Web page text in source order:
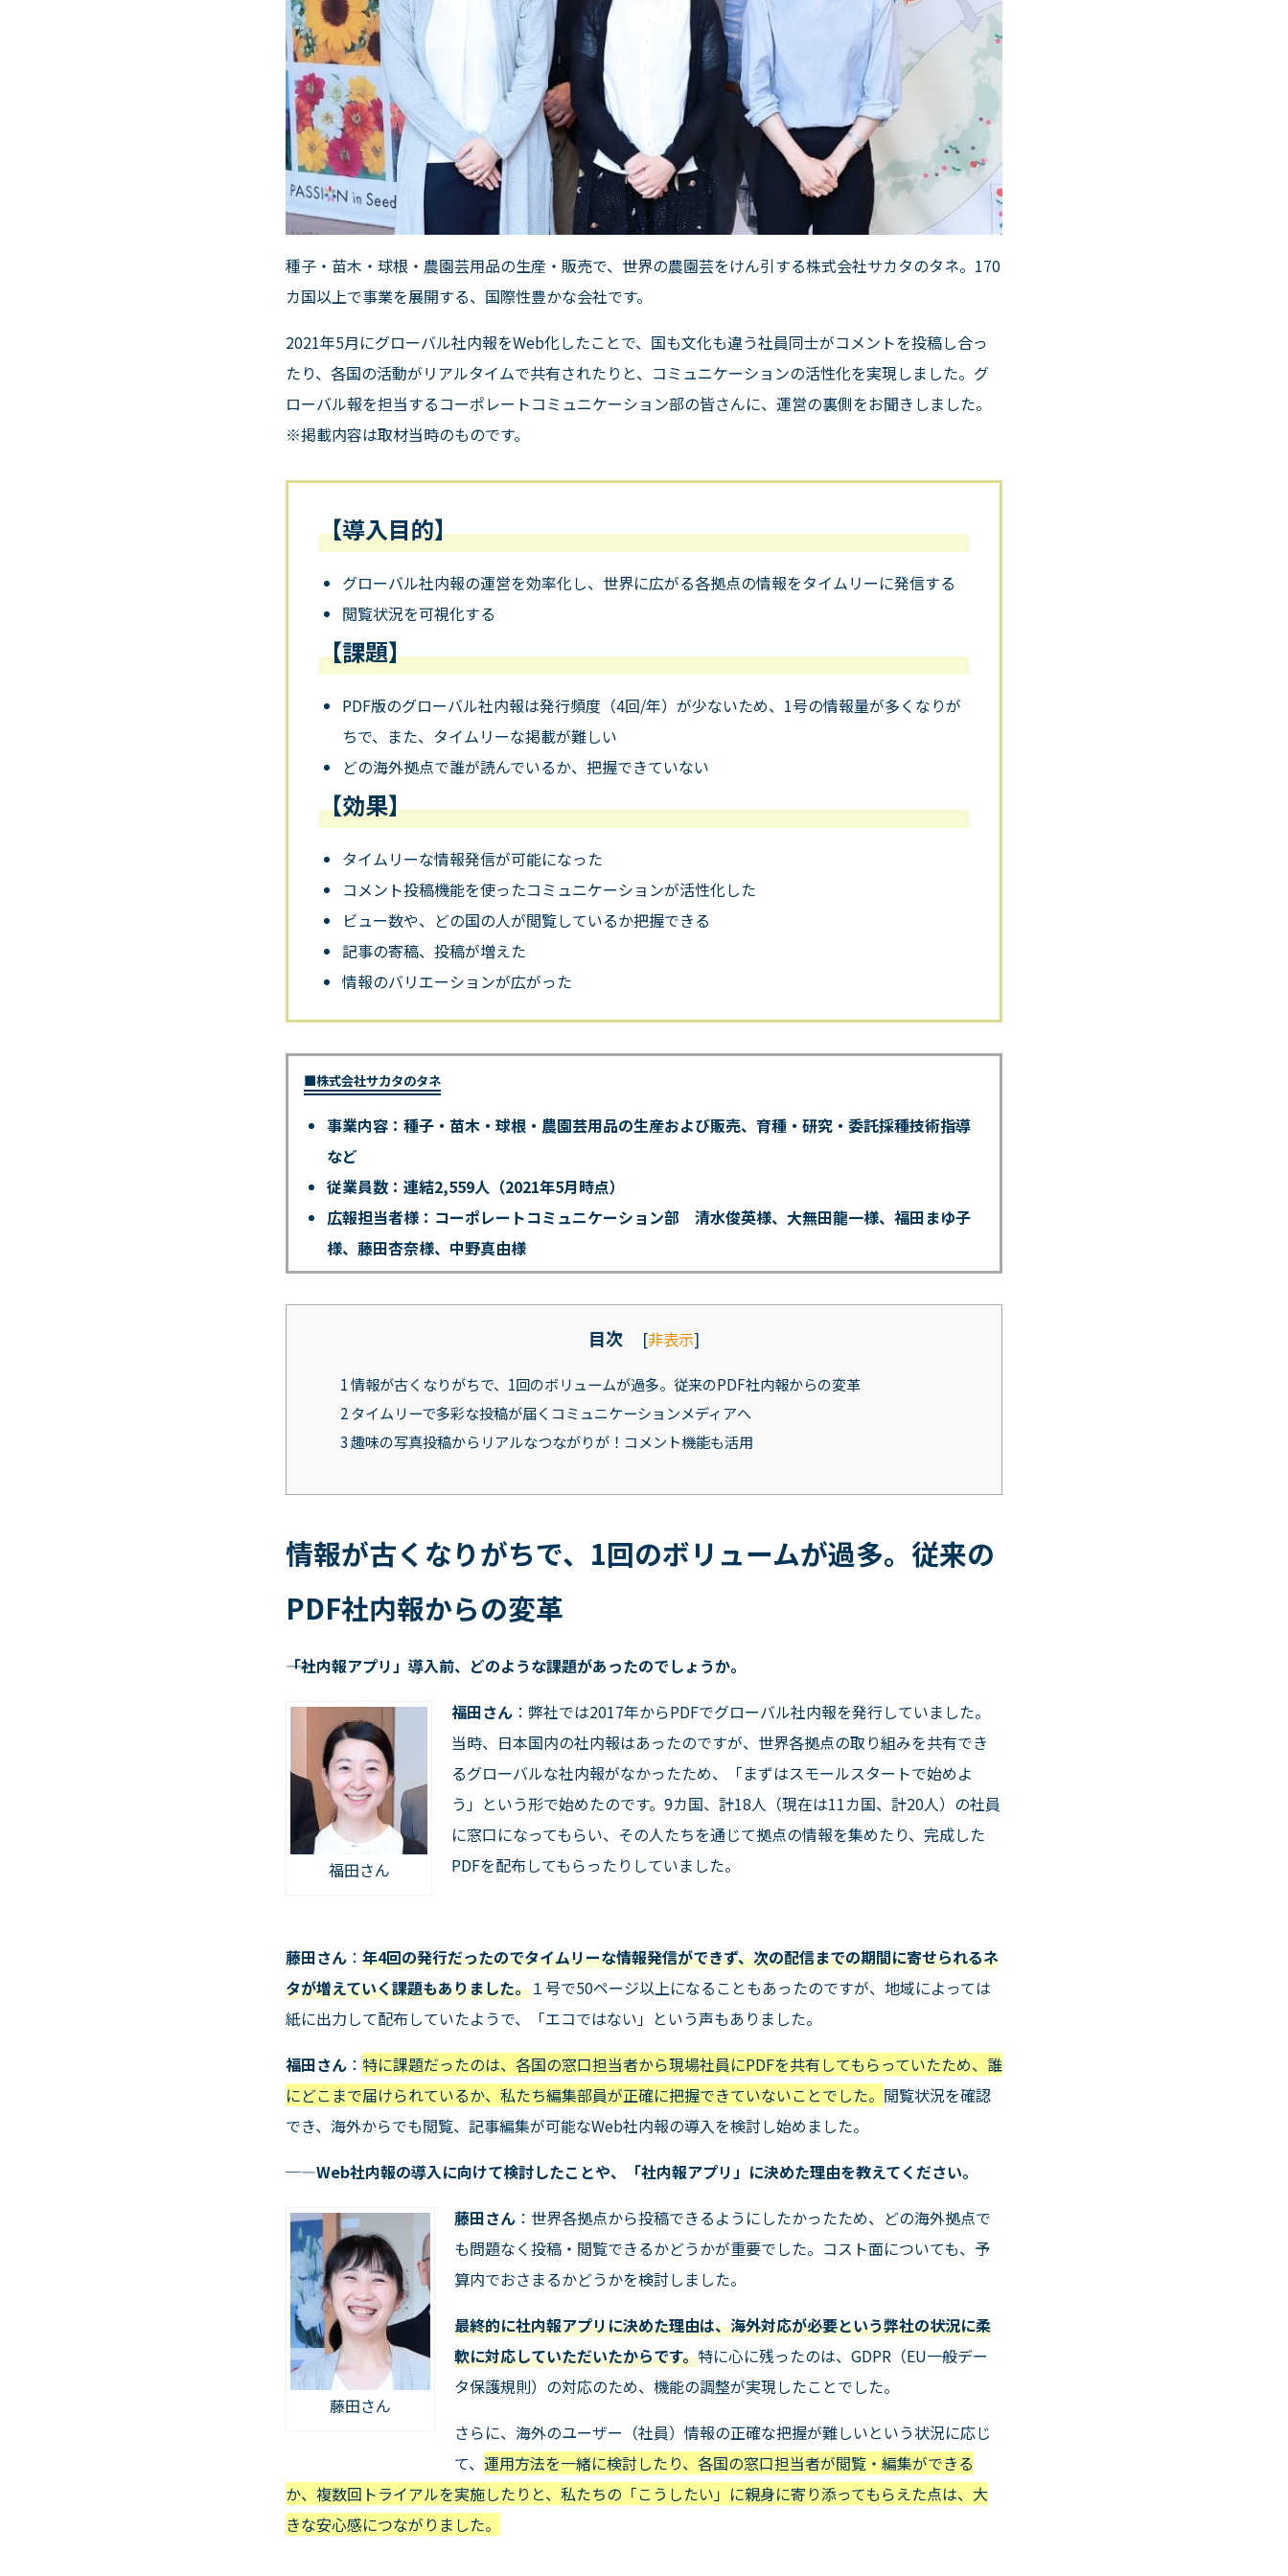
種子・苗木・球根・農園芸用品の生産・販売で、世界の農園芸をけん引する株式会社サカタのタネ。 170
カ国以上で事業を展開する、国際性豊かな会社です。
2021年5月にグローバル社内報をWeb化したことで、国も文化も違う社員同士がコメントを投稿し合っ
たり、各国の活動がリアルタイムで共有されたりと、コミュニケーションの活性化を実現しました。グ
ローバル報を担当するコーポレートコミュニケーション部の皆さんに、運営の裏側をお聞きしました。
※掲載内容は取材当時のものです。
【導入目的】
グローバル社内報の運営を効率化し、世界に広がる各拠点の情報をタイムリーに発信する
閲覧状況を可視化する
【課題】
PDF版のグローバル社内報は発行頻度（4回/年）が少ないため、 1号の情報量が多くなりが
ちで、また、タイムリーな掲載が難しい
どの海外拠点で誰が読んでいるか、把握できていない
【効果】
タイムリーな情報発信が可能になった
コメント投稿機能を使ったコミュニケーションが活性化した
ビュー数や、どの国の人が閲覧しているか把握できる
記事の寄稿、投稿が増えた
情報のバリエーションが広がった
■株式会社サカタのタネ
事業内容：種子・苗木・球根・農園芸用品の生産および販売、育種・研究・委託採種技術指導
など
従業員数：連結2,559人（2021年5月時点）
広報担当者様：コーポレートコミュニケーション部 清水俊英様、大無田龍一様、福田まゆ子
様、藤田杏奈様、中野真由様
目次 [非表示]
1情報が古くなりがちで、1回のボリュームが過多。従来のPDF社内報からの変革
2タイムリーで多彩な投稿が届くコミュニケーションメディアへ
3趣味の写真投稿からリアルなつながりが！コメント機能も活用
情報が古くなりがちで、 1回のボリュームが過多。従来の
PDF社内報からの変革
――「社内報アプリ」導入前、どのような課題があったのでしょうか。
福田さん
福田さん ：弊社では2017年からPDFでグローバル社内報を発行していました。
当時、日本国内の社内報はあったのですが、世界各拠点の取り組みを共有でき
るグローバルな社内報がなかったため、「まずはスモールスタートで始めよ
う」という形で始めたのです。 9カ国、計18人（現在は11カ国、計20人）の社員
に窓口になってもらい、その人たちを通じて拠点の情報を集めたり、完成した
PDFを配布してもらったりしていました。
藤田さん ： 年4回の発行だったのでタイムリーな情報発信ができず、次の配信までの期間に寄せられるネ
タが増えていく課題もありました。１号で50ページ以上になることもあったのですが、地域によっては
紙に出力して配布していたようで、「エコではない」という声もありました。
福田さん ： 特に課題だったのは、各国の窓口担当者から現場社員にPDFを共有してもらっていたため、誰
にどこまで届けられているか、私たち編集部員が正確に把握できていないことでした。 閲覧状況を確認
でき、海外からでも閲覧、記事編集が可能なWeb社内報の導入を検討し始めました。
─―Web社内報の導入に向けて検討したことや、「社内報アプリ」に決めた理由を教えてください。
藤田さん
藤田さん ：世界各拠点から投稿できるようにしたかったため、どの海外拠点で
も問題なく投稿・閲覧できるかどうかが重要でした。コスト面についても、予
算内でおさまるかどうかを検討しました。
最終的に社内報アプリに決めた理由は、海外対応が必要という弊社の状況に柔
軟に対応していただいたからです。特に心に残ったのは、 GDPR （EU一般デー
タ保護規則）の対応のため、機能の調整が実現したことでした。
さらに、海外のユーザー（社員）情報の正確な把握が難しいという状況に応じ
て、 運用方法を一緒に検討したり、各国の窓口担当者が閲覧・編集ができる
か、複数回トライアルを実施したりと、私たちの「こうしたい」に親身に寄り添ってもらえた点は、大
きな安心感につながりました。